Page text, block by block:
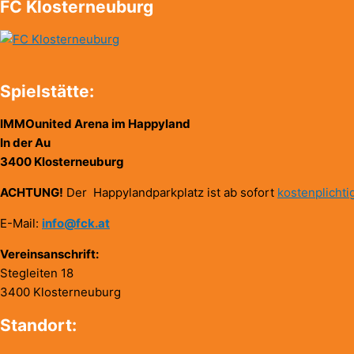
FC Klosterneuburg
Spielstätte:
IMMOunited Arena im Happyland
In der Au
3400 Klosterneuburg
ACHTUNG! Der Happylandparkplatz ist ab sofort
E-Mail: info@fck.at
Vereinsanschrift:
Stegleiten 18
3400 Klosterneuburg
Standort: